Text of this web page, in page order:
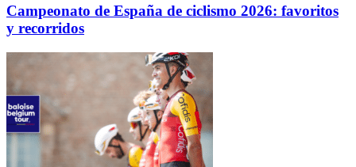
Campeonato de España de ciclismo 2026: favoritos
y recorridos